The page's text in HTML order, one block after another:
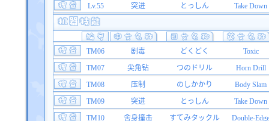
Lv.55
突进 とっしん Take Down
TM06 剧毒 どくどく
Toxic
TM07
尖角钻 つのドリル
Horn Drill
TM08
压制 のしかかり
Body Slam
TM09
突进 とっしん
Take Down
TM10
舍身撞击 すてみタックル
Double-Edge